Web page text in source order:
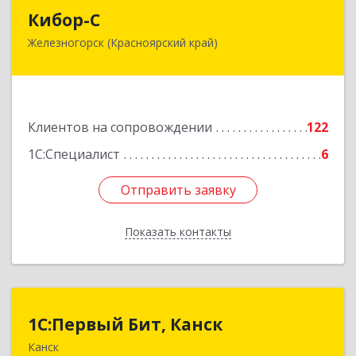
Кибор-С
Железногорск (Красноярский край)
Клиентов на сопровождении
122
1С:Специалист
6
Отправить заявку
Показать контакты
662973, Красноярский край, Железногорск г,
Отправить заявку
Назад
1С:Первый Бит, Канск
Канск